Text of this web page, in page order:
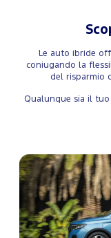
Le auto ibride
coniugando la
del risparmio
Qualunque sia il